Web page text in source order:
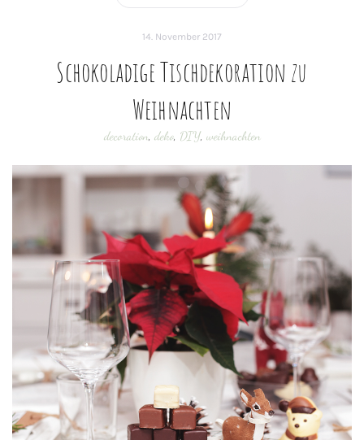
14. November 2017
Schokoladige Tischdekoration zu
Weihnachten
decoration, deko, DIY, weihnachten